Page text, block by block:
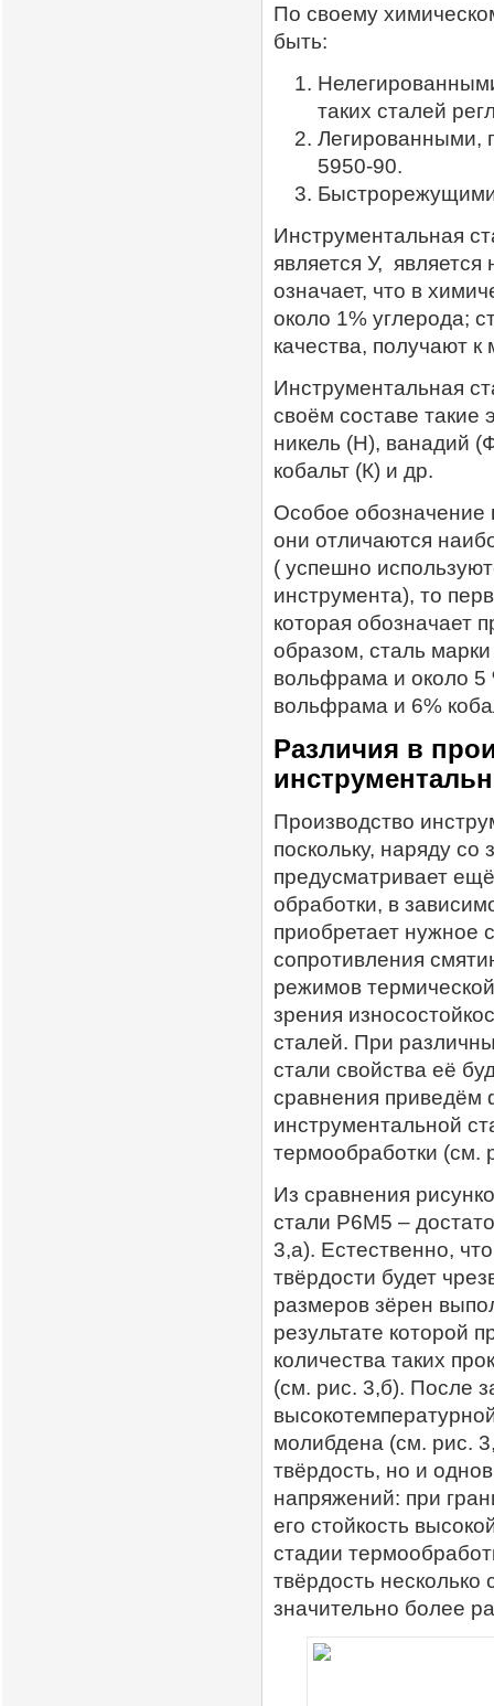
По своему
быть:
таких сталей
Легированными,
5950-90.
Инструментальная
является У,
означает, что в
около 1% углерода;
качества, получают
Инструментальная
своём составе
никель (Н), ванадий
кобальт (К) и др.
Особое обозначение
они отличаются
( успешно
инструмента), то
которая обозначает
образом, сталь
вольфрама и около 5
вольфрама и 6%
Различия в
Производство
поскольку, наряду
предусматривает
обработки, в
приобретает нужное
сопротивления
режимов
зрения
сталей. При
стали свойства её
сравнения приведём
инструментальной
термообработки (см.
Из сравнения
стали Р6М5 –
3,а). Естественно,
твёрдости будет
размеров зёрен
результате которой
количества таких
(см. рис. 3,б). После
молибдена (см. рис.
твёрдость, но и
напряжений: при
его стойкость
стадии
твёрдость несколько
значительно более